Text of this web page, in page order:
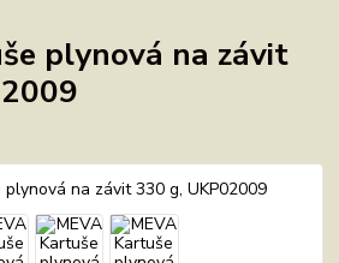
plynová na závit